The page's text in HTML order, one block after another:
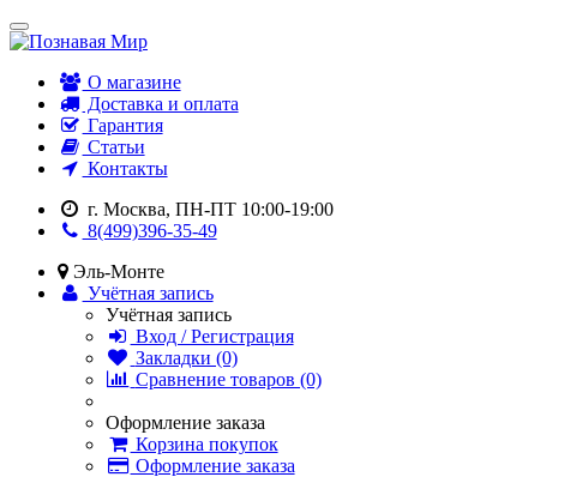
О магазине
Доставка и оплата
Гарантия
Статьи
Контакты
г. Москва, ПН-ПТ 10:00-19:00
8(499)396-35-49
Эль-Монте
Учётная запись
Учётная запись
Вход / Регистрация
Закладки (0)
Сравнение товаров (0)
Оформление заказа
Корзина покупок
Оформление заказа